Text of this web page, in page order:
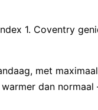
1. Coventry
met
dan